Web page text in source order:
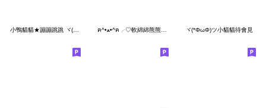
ヾ(*ΦωΦ)ツ小貓貓待會見